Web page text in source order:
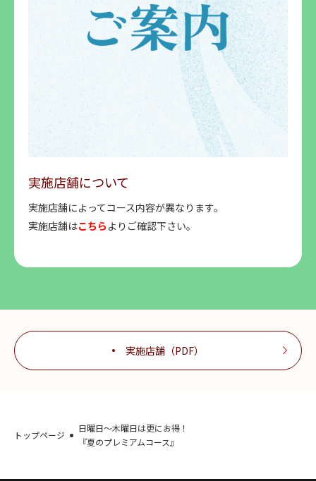
実施店舗について
実施店舗によってコース内容が異なります。
実施店舗はこちら よりご確認下さい。
実施店舗（PDF）
トップページ
日曜日～木曜日は更にお得！
『夏のプレミアムコース』